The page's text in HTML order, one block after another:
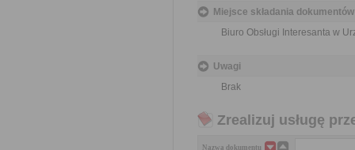
Miejsce składania dokumentów
Biuro Obsługi Interesanta w
Uwagi
Brak
Zrealizuj usługę
Nazwa dokumentu